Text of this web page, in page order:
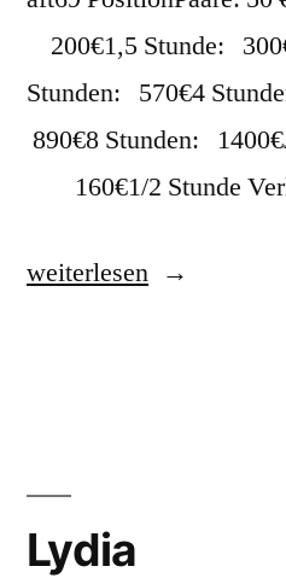
200€1,5 Stunde:
Stunden: 570€4
890€8 Stunden:
160€1/2 Stunde
weiterlesen
Lydia